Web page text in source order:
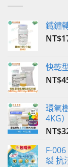
鐵鏽
NT$
快乾
NT$
環氧
4KG
NT$
F-
裂 抗